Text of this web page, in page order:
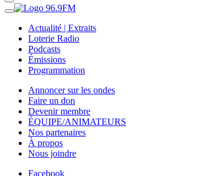
Actualité | Extraits
Loterie Radio
Podcasts
Émissions
Programmation
Annoncer sur les ondes
Faire un don
Devenir membre
ÉQUIPE/ANIMATEURS
Nos partenaires
À propos
Nous joindre
Facebook